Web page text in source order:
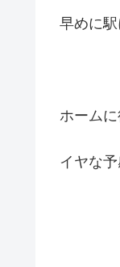
早めに駅
ホーム
イヤな予